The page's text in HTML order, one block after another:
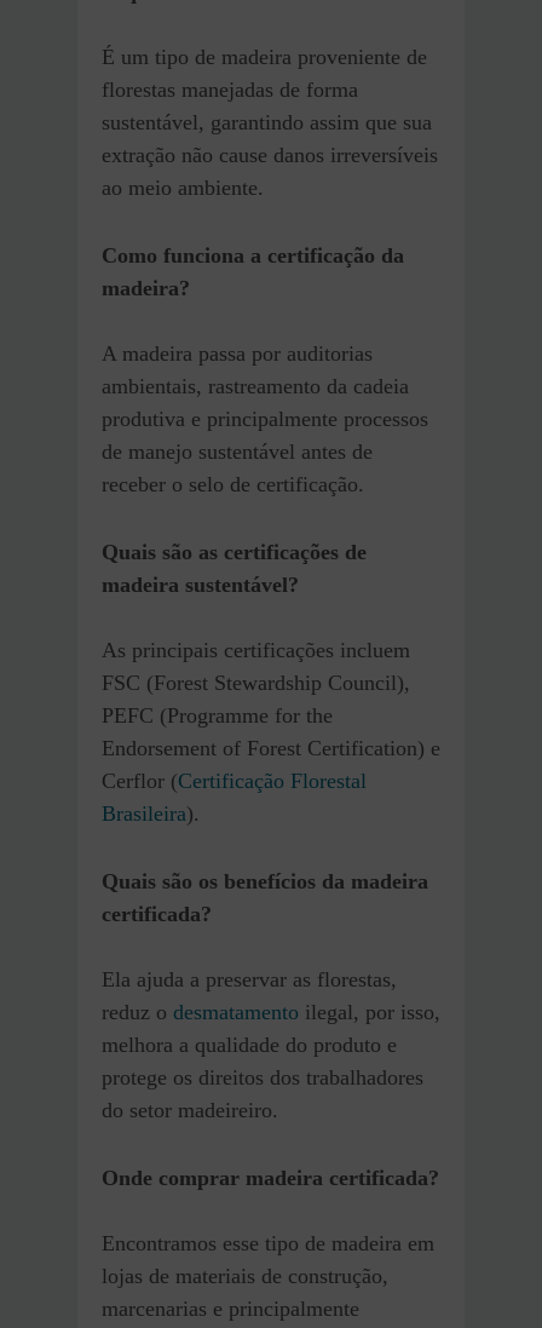
É um tipo de madeira proveniente de
florestas manejadas de forma
sustentável, garantindo assim que sua
extração não cause danos irreversíveis
ao meio ambiente.
Como funciona a certificação da
madeira?
A madeira passa por auditorias
ambientais, rastreamento da cadeia
produtiva e principalmente processos
de manejo sustentável antes de
receber o selo de certificação.
Quais são as certificações de
madeira sustentável?
As principais certificações incluem
FSC (Forest Stewardship Council),
PEFC (Programme for the
Endorsement of Forest Certification) e
Cerflor (Certificação Florestal
Brasileira).
Quais são os benefícios da madeira
certificada?
Ela ajuda a preservar as florestas,
reduz o desmatamento ilegal, por isso,
melhora a qualidade do produto e
protege os direitos dos trabalhadores
do setor madeireiro.
Onde comprar madeira certificada?
Encontramos esse tipo de madeira em
lojas de materiais de construção,
marcenarias e principalmente